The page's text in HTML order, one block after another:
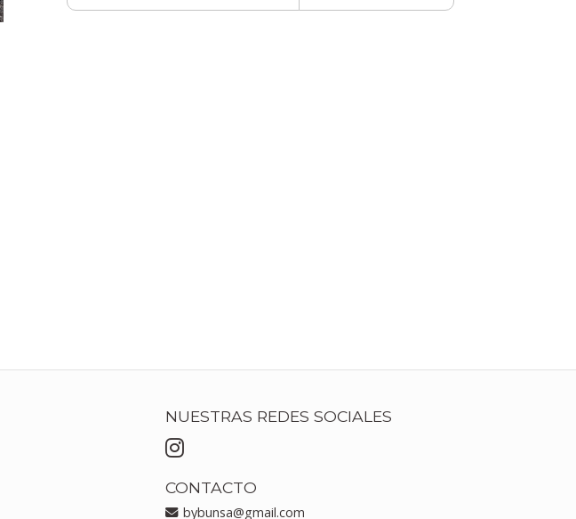
NUESTRAS REDES SOCIALES
CONTACTO
bybunsa@gmail.com